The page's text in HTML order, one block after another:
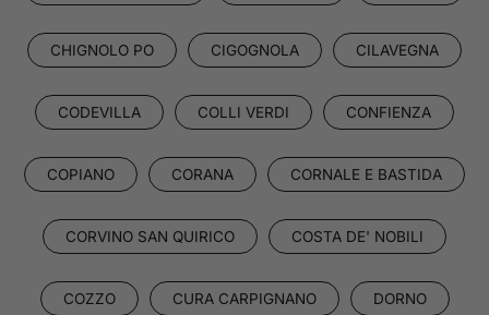
CHIGNOLO PO CIGOGNOLA CILAVEGNA
CODEVILLA COLLI VERDI CONFIENZA
COPIANO CORANA CORNALE E BASTIDA
CORVINO SAN QUIRICO COSTA DE' NOBILI
COZZO CURA CARPIGNANO DORNO